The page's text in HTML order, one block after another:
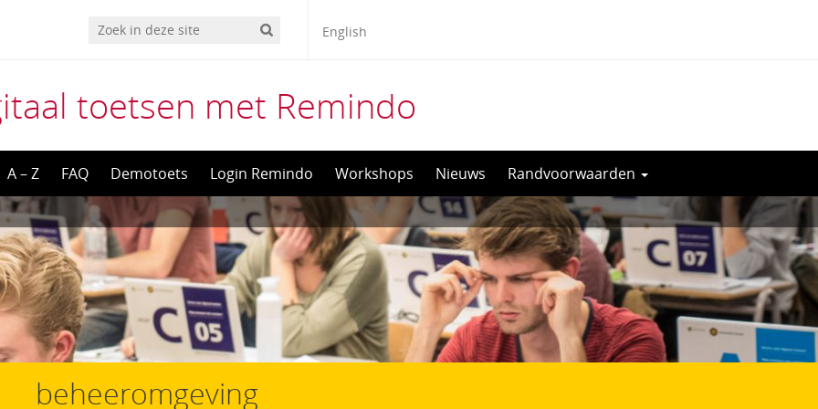
English
toetsen met Remindo
A – Z FAQ Demotoets Login Remindo Workshops Nieuws Randvoorwaarden
beheeromgeving